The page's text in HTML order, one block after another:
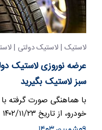
لاستیک | لاستیک دولتی |
مجانی
عرضه نوروزی لاستیک
سبز لاستیک بگیرید
با هماهنگی صورت گرفته با